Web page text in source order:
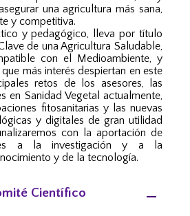
una agricultura más sana,
y competitiva.
y pedagógico, lleva por título
de una Agricultura Saludable,
con el Medioambiente, y
más interés despiertan en este
retos de los asesores, las
en Sanidad Vegetal actualmente,
fitosanitarias y las nuevas
y digitales de gran utilidad
con la aportación de
a la investigación y a la
y de la tecnología.
Científico